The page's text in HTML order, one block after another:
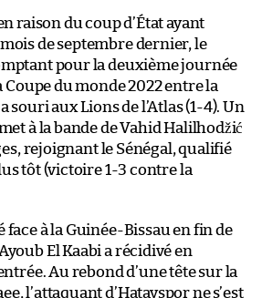
raison du coup d’État ayant
de septembre dernier, le
pour la deuxième journée
du monde 2022 entre la
souri aux Lions de l’Atlas (1-4). Un
à la bande de Vahid Halilhodžić
rejoignant le Sénégal, qualifié
tôt (victoire 1-3 contre la
face à la Guinée-Bissau en fin de
El Kaabi a récidivé en
Au rebond d’une tête sur la
l’attaquant d’Hatayspor ne s’est